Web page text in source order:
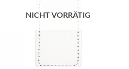
NICHT VORRÄTIG